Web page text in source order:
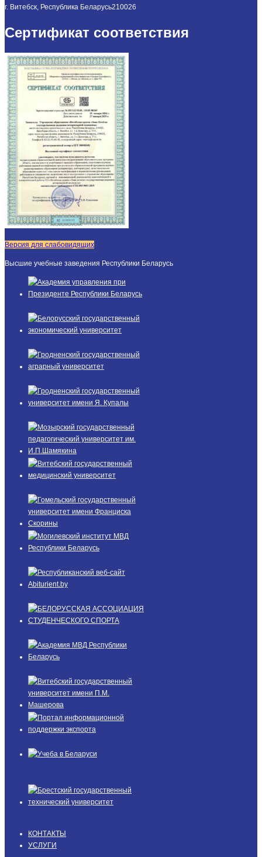
г. Витебск, Республика Беларусь210026
Сертификат соответствия
Версия для слабовидящих
Высшие учебные заведения Республики Беларусь
КОНТАКТЫ
УСЛУГИ